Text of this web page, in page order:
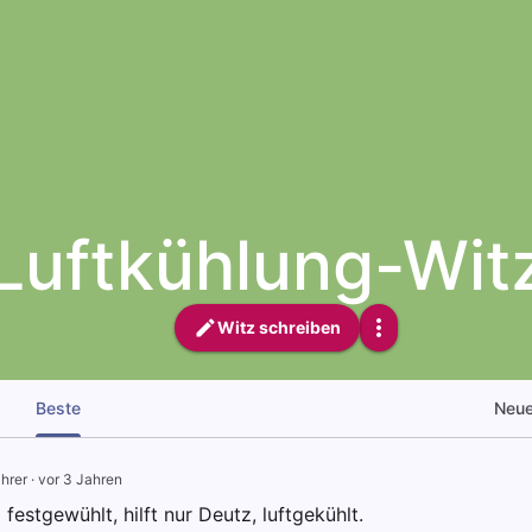
Witz schreiben
Beste
· vor 3 Jahren
festgewühlt, hilft nur Deutz, luftgekühlt.